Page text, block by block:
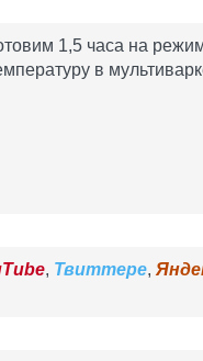
1,5 часа на
в
, Твиттере,